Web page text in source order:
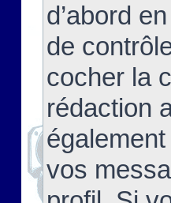
d’abord
de
cocher la
rédaction
vos